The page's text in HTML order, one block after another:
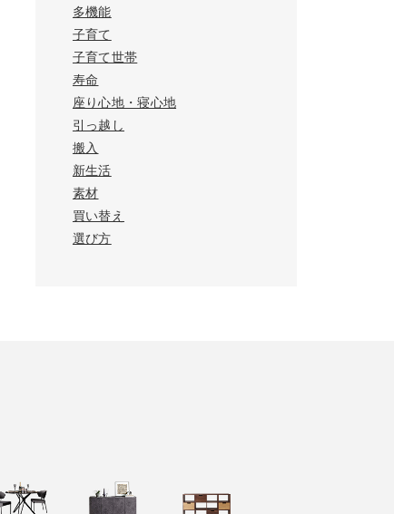
多機能
子育て
子育て世帯
寿命
座り心地・寝心地
引っ越し
搬入
新生活
素材
買い替え
選び方